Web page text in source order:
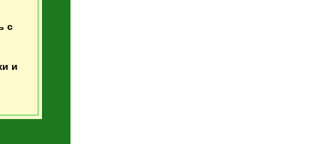
с
и